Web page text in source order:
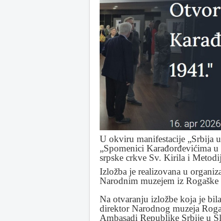
U okviru manifestacije „Srbija
„Spomenici Karađorđevićima
srpske crkve Sv. Kirila i
Izložba je realizovana u
Narodnim muzejem iz Rogaške
Na otvaranju izložbe koja je
direktor Narodnog muzeja
Ambasadi Republike Srbije u